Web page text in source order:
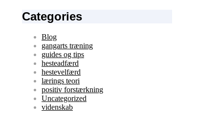
Categories
Blog
gangarts træning
guides og tips
hesteadfærd
hestevelfærd
lærings teori
positiv forstærkning
Uncategorized
videnskab